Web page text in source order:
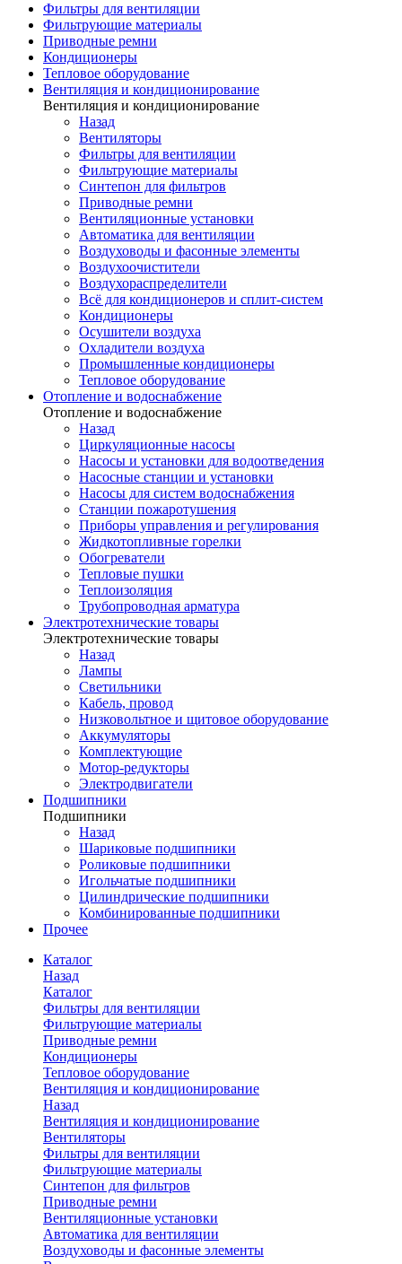
Фильтры для вентиляции
Фильтрующие материалы
Приводные ремни
Кондиционеры
Тепловое оборудование
Вентиляция и кондиционирование
Вентиляция и кондиционирование
Назад
Вентиляторы
Фильтры для вентиляции
Фильтрующие материалы
Синтепон для фильтров
Приводные ремни
Вентиляционные установки
Автоматика для вентиляции
Воздуховоды и фасонные элементы
Воздухоочистители
Воздухораспределители
Всё для кондиционеров и сплит-систем
Кондиционеры
Осушители воздуха
Охладители воздуха
Промышленные кондиционеры
Тепловое оборудование
Отопление и водоснабжение
Отопление и водоснабжение
Назад
Циркуляционные насосы
Насосы и установки для водоотведения
Насосные станции и установки
Насосы для систем водоснабжения
Станции пожаротушения
Приборы управления и регулирования
Жидкотопливные горелки
Обогреватели
Тепловые пушки
Теплоизоляция
Трубопроводная арматура
Электротехнические товары
Электротехнические товары
Назад
Лампы
Светильники
Кабель, провод
Низковольтное и щитовое оборудование
Аккумуляторы
Комплектующие
Мотор-редукторы
Электродвигатели
Подшипники
Подшипники
Назад
Шариковые подшипники
Роликовые подшипники
Игольчатые подшипники
Цилиндрические подшипники
Комбинированные подшипники
Прочее
Каталог
Назад
Каталог
Фильтры для вентиляции
Фильтрующие материалы
Приводные ремни
Кондиционеры
Тепловое оборудование
Вентиляция и кондиционирование
Назад
Вентиляция и кондиционирование
Вентиляторы
Фильтры для вентиляции
Фильтрующие материалы
Синтепон для фильтров
Приводные ремни
Вентиляционные установки
Автоматика для вентиляции
Воздуховоды и фасонные элементы